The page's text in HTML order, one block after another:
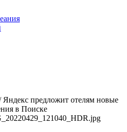
Яндекс предложит отелям новые
в Поиске